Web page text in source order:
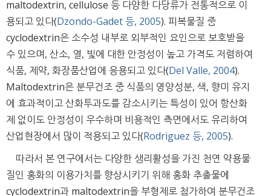
maltodextrin, cellulose 등 다양한 다당류가 전통적으로 이
용되고 있다(Dzondo-Gadet 등, 2005). 피복물질 중
cyclodextrin은 소수성 내부로 외부적인 요인으로 보호받을
수 있으며, 산소, 열, 빛에 대한 안정성이 높고 가격도 저렴하여
식품, 제약, 화장품산업에 응용되고 있다(Del Valle, 2004).
Maltodextrin은 분무건조 중 식품의 영양성분, 색, 향미 유지
에 효과적이고 산화투과도를 감소시키는 특성이 있어 항산화
제 없이도 안정성이 우수하며 비용적인 측면에서도 유리하여
산업현장에서 많이 적용되고 있다(Rodriguez 등, 2005).
따라서 본 연구에서는 다양한 생리활성을 가진 천연 약용물
질인 홍화의 이용가치를 향상시키기 위해 홍화 추출물에
cyclodextrin과 maltodextrin을 부형제로 첨가하여 분무건조